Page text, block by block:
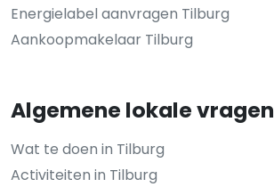
Energielabel aanvragen Tilburg
Aankoopmakelaar Tilburg
Algemene lokale vragen
Wat te doen in Tilburg
Activiteiten in Tilburg